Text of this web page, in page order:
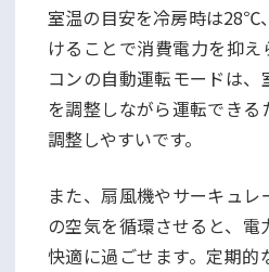
室温の目安を冷房時は
けることで消費電力を抑
コンの自動運転モードは
を調整しながら運転できる
調整しやすいです。
また、扇風機やサーキュ
の空気を循環させると、電
快適に過ごせます。定期的